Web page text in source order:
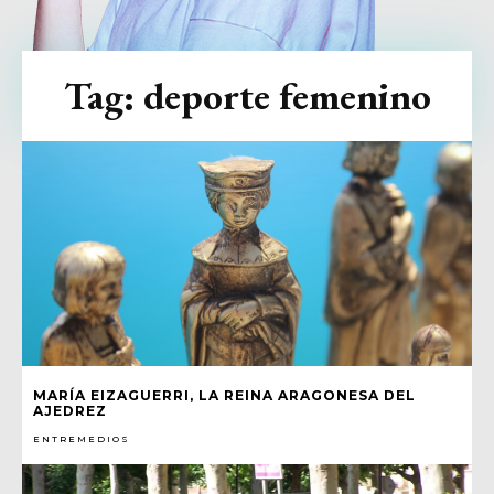
MARÍA EIZAGUERRI, LA REINA ARAGONESA DEL
AJEDREZ
ENTREMEDIOS
Tag: deporte femenino